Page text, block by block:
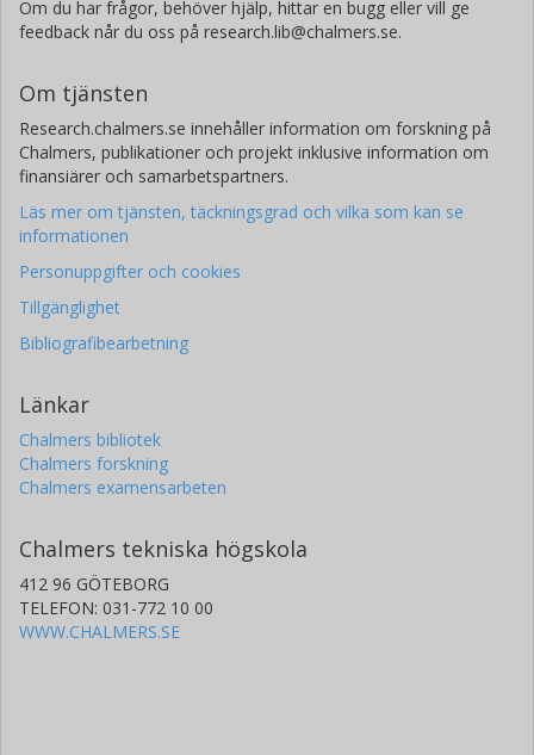
Om du har frågor, behöver hjälp, hittar en bugg eller vill ge
feedback når du oss på research.lib@chalmers.se.
Om tjänsten
Research.chalmers.se innehåller information om forskning på
Chalmers, publikationer och projekt inklusive information om
finansiärer och samarbetspartners.
Läs mer om tjänsten, täckningsgrad och vilka som kan se
informationen
Personuppgifter och cookies
Tillgänglighet
Bibliografibearbetning
Länkar
Chalmers bibliotek
Chalmers forskning
Chalmers examensarbeten
Chalmers tekniska högskola
412 96 GÖTEBORG
TELEFON: 031-772 10 00
WWW.CHALMERS.SE